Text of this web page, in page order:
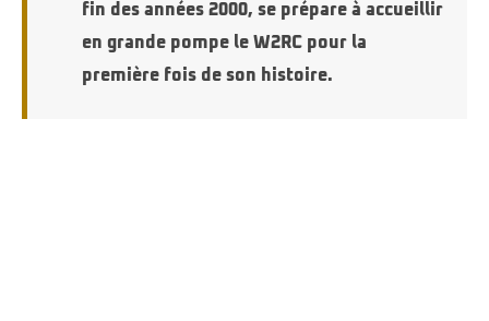
fin des années 2000, se prépare à accueillir
en grande pompe le W2RC pour la
première fois de son histoire.